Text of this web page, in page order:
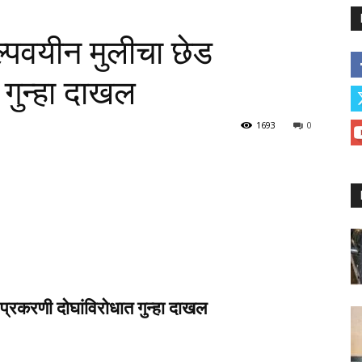
मुलीचा छेड
गुन्हा दाखल
0
1693
दोघांविरोधात गुन्हा दाखल